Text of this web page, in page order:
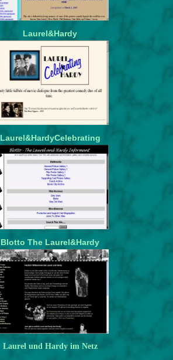
Laurel&Hardy
Laurel&HardyCelebrating
Blotto The Laurel&Hardy
Laurel und Hardy im Netz